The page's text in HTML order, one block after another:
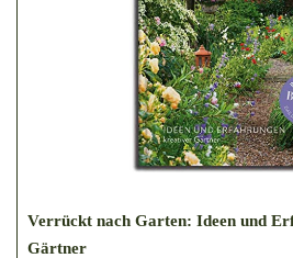
Verrückt nach Garten: Ideen und
Gärtner